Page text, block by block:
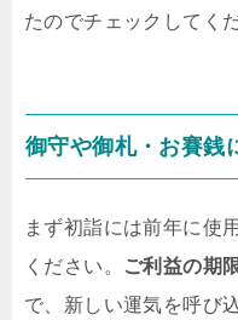
たのでチェックしてく
御守や御札・お賽銭
まず初詣には前年に使
ください。
ご利益の期
で、新しい運気を呼び